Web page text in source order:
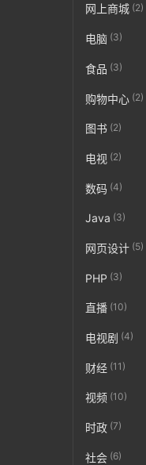
网上商城 (2)
电脑 (3)
食品 (3)
购物中心 (2)
图书 (2)
电视 (2)
数码 (4)
Java (3)
网页设计 (5)
PHP (3)
直播 (10)
电视剧 (4)
财经 (11)
视频 (10)
时政 (7)
社会 (6)